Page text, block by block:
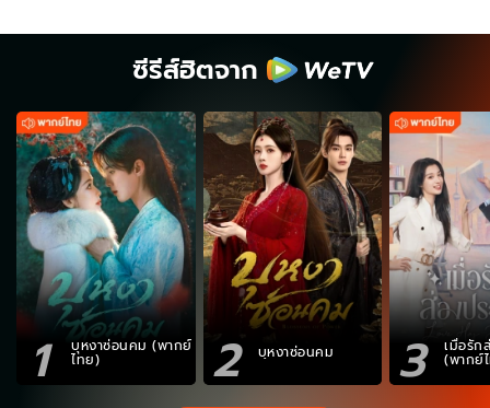
ซีรีส์ฮิตจาก
1 บุหงาซ่อนคม (พากย์
ไทย) 2 บุหงาซ่อนคม 3 เมื่อรัก
(พากย์